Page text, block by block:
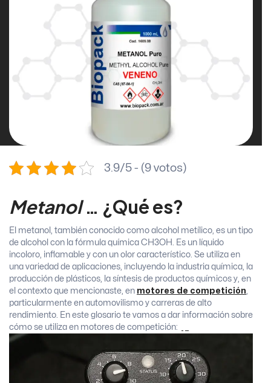
3.9/5 - (9 votos)
Metanol … ¿Qué es?
El metanol, también conocido como alcohol metílico, es un tipo
de alcohol con la fórmula química CH3OH. Es un líquido
incoloro, inflamable y con un olor característico. Se utiliza en
una variedad de aplicaciones, incluyendo la industria química, la
producción de plásticos, la síntesis de productos químicos y, en
el contexto que mencionaste, en motores de competición
particularmente en automovilismo y carreras de alto
rendimiento. En este glosario te vamos a dar información sobre
cómo se utiliza en motores de competición: